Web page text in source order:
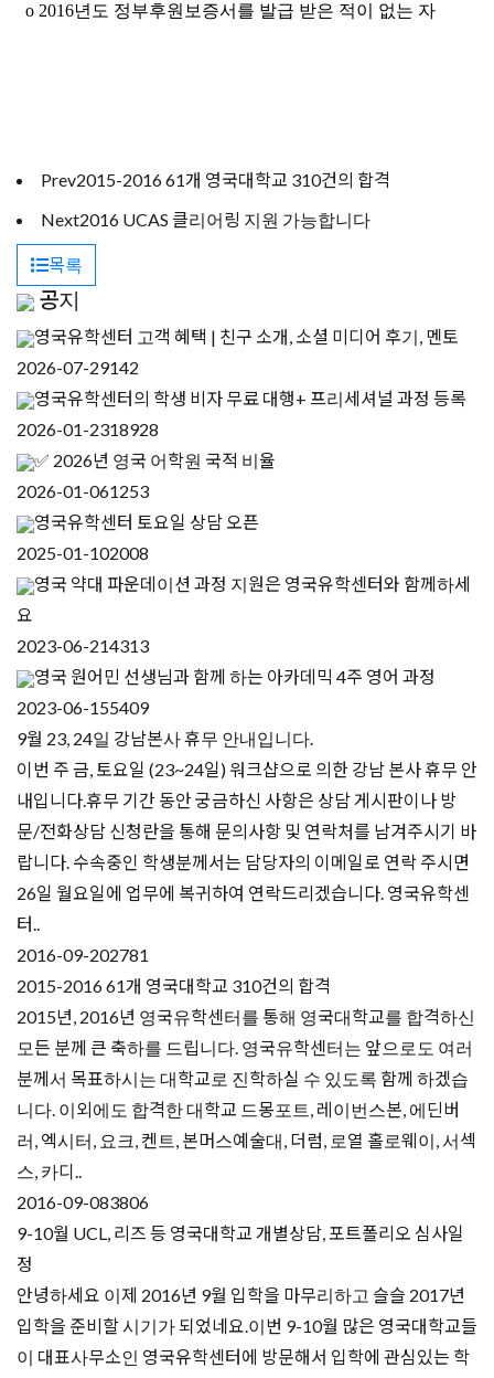
o 2016년도 정부후원보증서를 발급 받은 적이 없는 자
Prev2015-2016 61개 영국대학교 310건의 합격
Next2016 UCAS 클리어링 지원 가능합니다
목록
공지
영국유학센터 고객 혜택 | 친구 소개, 소셜 미디어 후기, 멘토
2026-07-29142
영국유학센터의 학생 비자 무료 대행+ 프리세셔널 과정 등록
2026-01-2318928
✅ 2026년 영국 어학원 국적 비율
2026-01-061253
영국유학센터 토요일 상담 오픈
2025-01-102008
영국 약대 파운데이션 과정 지원은 영국유학센터와 함께하세
요
2023-06-214313
영국 원어민 선생님과 함께 하는 아카데믹 4주 영어 과정
2023-06-155409
9월 23, 24일 강남본사 휴무 안내입니다.
이번 주 금, 토요일 (23~24일) 워크샵으로 의한 강남 본사 휴무 안
내입니다.휴무 기간 동안 궁금하신 사항은 상담 게시판이나 방
문/전화상담 신청란을 통해 문의사항 및 연락처를 남겨주시기 바
랍니다. 수속중인 학생분께서는 담당자의 이메일로 연락 주시면
26일 월요일에 업무에 복귀하여 연락드리겠습니다. 영국유학센
터..
2016-09-202781
2015-2016 61개 영국대학교 310건의 합격
2015년, 2016년 영국유학센터를 통해 영국대학교를 합격하신
모든 분께 큰 축하를 드립니다. 영국유학센터는 앞으로도 여러
분께서 목표하시는 대학교로 진학하실 수 있도록 함께 하겠습
니다. 이외에도 합격한 대학교 드몽포트, 레이번스본, 에딘버
러, 엑시터, 요크, 켄트, 본머스예술대, 더럼, 로열 홀로웨이, 서섹
스, 카디..
2016-09-083806
9-10월 UCL, 리즈 등 영국대학교 개별상담, 포트폴리오 심사일
정
안녕하세요 이제 2016년 9월 입학을 마무리하고 슬슬 2017년
입학을 준비할 시기가 되었네요.이번 9-10월 많은 영국대학교들
이 대표사무소인 영국유학센터에 방문해서 입학에 관심있는 학